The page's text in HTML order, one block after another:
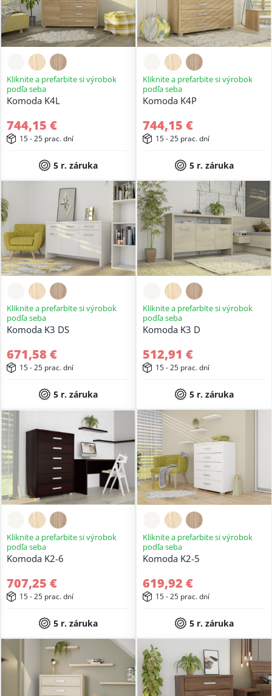
Kliknite a prefarbite si výrobok
podľa seba
Komoda K4L
744,15 €
15 - 25 prac. dní
5 r. záruka
Kliknite a prefarbite si výrobok
podľa seba
Komoda K4P
744,15 €
15 - 25 prac. dní
5 r. záruka
Kliknite a prefarbite si výrobok
podľa seba
Komoda K3 DS
671,58 €
15 - 25 prac. dní
5 r. záruka
Kliknite a prefarbite si výrobok
podľa seba
Komoda K3 D
512,91 €
15 - 25 prac. dní
5 r. záruka
Kliknite a prefarbite si výrobok
podľa seba
Komoda K2-6
707,25 €
15 - 25 prac. dní
5 r. záruka
Kliknite a prefarbite si výrobok
podľa seba
Komoda K2-5
619,92 €
15 - 25 prac. dní
5 r. záruka